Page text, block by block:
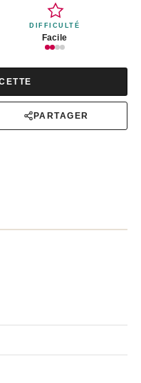
DIFFICULTÉ
Facile
PARTAGER